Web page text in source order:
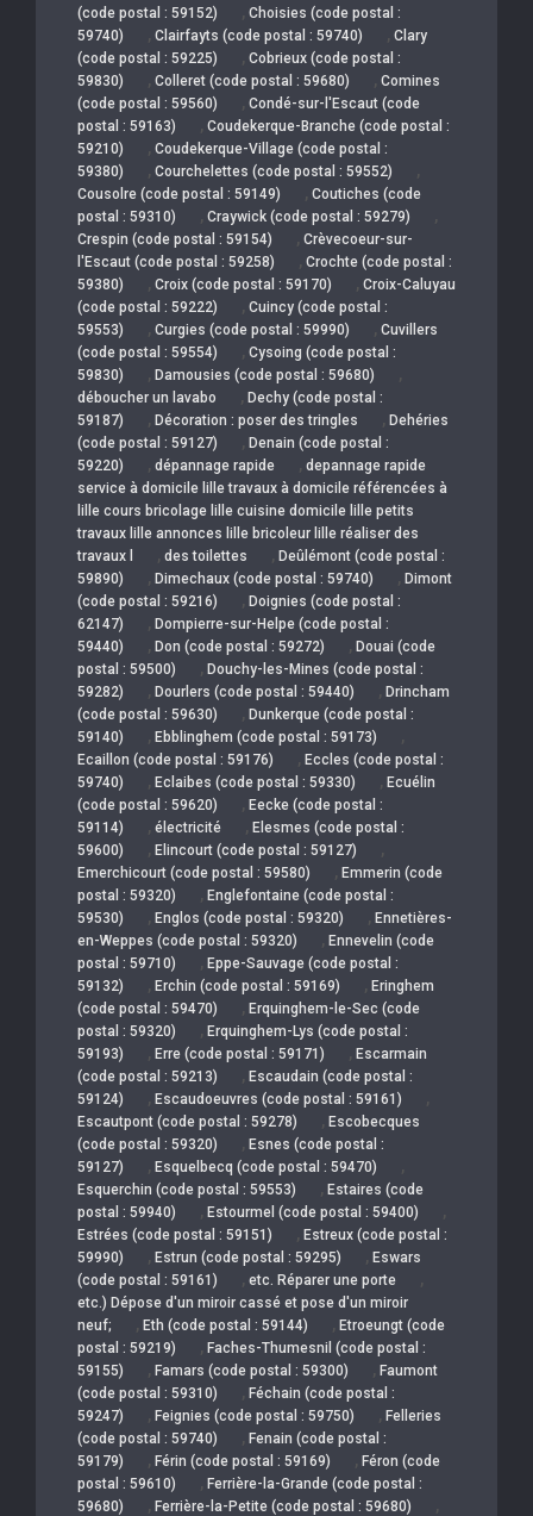
(code postal : 59152)
, Choisies (code postal :
59740)
, Clairfayts (code postal : 59740) , Clary
(code postal : 59225)
, Cobrieux (code postal :
59830)
, Colleret (code postal : 59680) , Comines
(code postal : 59560)
, Condé-sur-l'Escaut (code
postal : 59163)
, Coudekerque-Branche (code postal :
59210)
, Coudekerque-Village (code postal :
59380)
, Courchelettes (code postal : 59552) ,
Cousolre (code postal : 59149) , Coutiches (code
postal : 59310)
, Craywick (code postal : 59279) ,
Crespin (code postal : 59154) , Crèvecoeur-sur-
l'Escaut (code postal : 59258)
, Crochte (code postal :
59380)
, Croix (code postal : 59170) , Croix-Caluyau
(code postal : 59222)
, Cuincy (code postal :
59553)
, Curgies (code postal : 59990) , Cuvillers
(code postal : 59554)
, Cysoing (code postal :
59830)
, Damousies (code postal : 59680) ,
déboucher un lavabo , Dechy (code postal :
59187)
, Décoration : poser des tringles , Dehéries
(code postal : 59127)
, Denain (code postal :
59220)
, dépannage rapide , depannage rapide
service à domicile lille travaux à domicile référencées à
lille cours bricolage lille cuisine domicile lille petits
travaux lille annonces lille bricoleur lille réaliser des
travaux l
, des toilettes , Deûlémont (code postal :
59890)
, Dimechaux (code postal : 59740) , Dimont
(code postal : 59216)
, Doignies (code postal :
62147)
, Dompierre-sur-Helpe (code postal :
59440)
, Don (code postal : 59272) , Douai (code
postal : 59500)
, Douchy-les-Mines (code postal :
59282)
, Dourlers (code postal : 59440) , Drincham
(code postal : 59630)
, Dunkerque (code postal :
59140)
, Ebblinghem (code postal : 59173) ,
Ecaillon (code postal : 59176) , Eccles (code postal :
59740)
, Eclaibes (code postal : 59330) , Ecuélin
(code postal : 59620)
, Eecke (code postal :
59114)
, électricité , Elesmes (code postal :
59600)
, Elincourt (code postal : 59127) ,
Emerchicourt (code postal : 59580) , Emmerin (code
postal : 59320)
, Englefontaine (code postal :
59530)
, Englos (code postal : 59320) , Ennetières-
en-Weppes (code postal : 59320)
, Ennevelin (code
postal : 59710)
, Eppe-Sauvage (code postal :
59132)
, Erchin (code postal : 59169) , Eringhem
(code postal : 59470)
, Erquinghem-le-Sec (code
postal : 59320)
, Erquinghem-Lys (code postal :
59193)
, Erre (code postal : 59171) , Escarmain
(code postal : 59213)
, Escaudain (code postal :
59124)
, Escaudoeuvres (code postal : 59161) ,
Escautpont (code postal : 59278) , Escobecques
(code postal : 59320)
, Esnes (code postal :
59127)
, Esquelbecq (code postal : 59470) ,
Esquerchin (code postal : 59553) , Estaires (code
postal : 59940)
, Estourmel (code postal : 59400) ,
Estrées (code postal : 59151) , Estreux (code postal :
59990)
, Estrun (code postal : 59295) , Eswars
(code postal : 59161)
, etc. Réparer une porte ,
etc.) Dépose d'un miroir cassé et pose d'un miroir
neuf;
, Eth (code postal : 59144) , Etroeungt (code
postal : 59219)
, Faches-Thumesnil (code postal :
59155)
, Famars (code postal : 59300) , Faumont
(code postal : 59310)
, Féchain (code postal :
59247)
, Feignies (code postal : 59750) , Felleries
(code postal : 59740)
, Fenain (code postal :
59179)
, Férin (code postal : 59169) , Féron (code
postal : 59610)
, Ferrière-la-Grande (code postal :
59680)
, Ferrière-la-Petite (code postal : 59680) ,